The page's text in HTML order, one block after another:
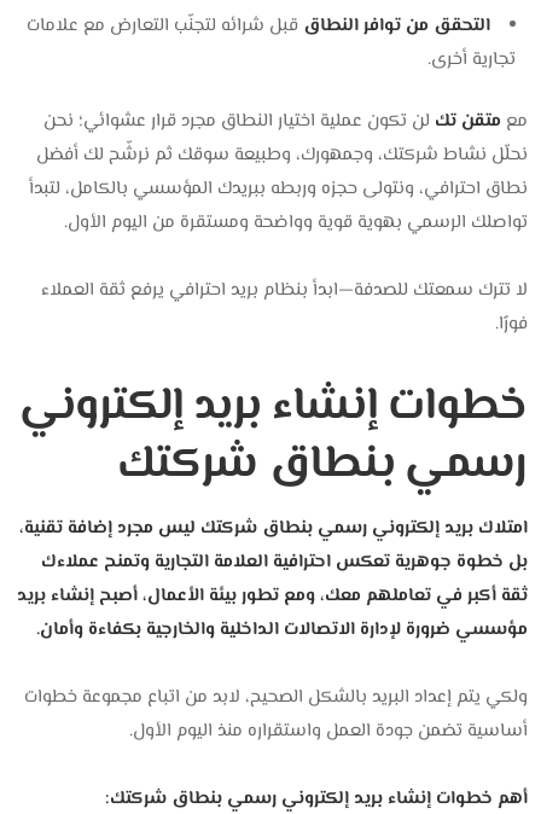
التحقق من توافر النطاق قبل شرائه لتجنّب التعارض مع علامات
تجارية أخرى.
مع متقن تك لن تكون عملية اختيار النطاق مجرد قرار عشوائي؛ نحن
نحلّل نشاط شركتك، وجمهورك، وطبيعة سوقك ثم نرشّح لك أفضل
نطاق احترافي، ونتولى حجزه وربطه ببريدك المؤسسي بالكامل، لتبدأ
تواصلك الرسمي بهوية قوية وواضحة ومستقرة من اليوم الأول.
لا تترك سمعتك للصدفة—ابدأ بنظام بريد احترافي يرفع ثقة العملاء
فورًا.
خطوات إنشاء بريد إلكتروني
رسمي بنطاق شركتك
امتلاك بريد إلكتروني رسمي بنطاق شركتك ليس مجرد إضافة تقنية،
بل خطوة جوهرية تعكس احترافية العلامة التجارية وتمنح عملاءك
ثقة أكبر في تعاملهم معك،ومع تطور بيئة الأعمال، أصبح إنشاء بريد
مؤسسي ضرورة لإدارة الاتصالات الداخلية والخارجية بكفاءة وأمان.
ولكي يتم إعداد البريد بالشكل الصحيح، لابد من اتباع مجموعة خطوات
أساسية تضمن جودة العمل واستقراره منذ اليوم الأول.
أهم خطوات إنشاء بريد إلكتروني رسمي بنطاق شركتك: